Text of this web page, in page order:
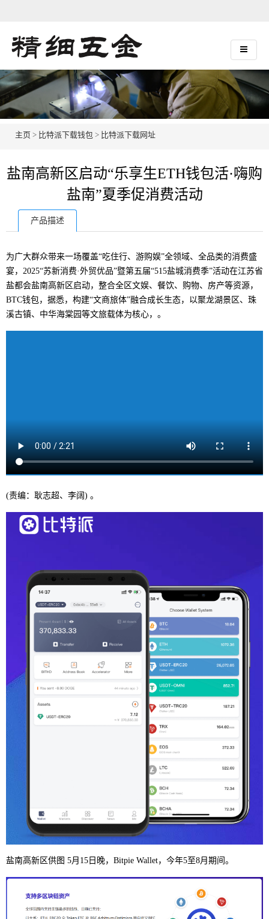
主页 > 比特派下载钱包 > 比特派下载网址
盐南高新区启动“乐享生ETH钱包活·嗨购
盐南”夏季促消费活动
产品描述
为广大群众带来一场覆盖“吃住行、游购娱”全领域、全品类的消费盛
宴，2025“苏新消费·外贸优品”暨第五届“515盐城消费季”活动在江苏省
盐都会盐南高新区启动，整合全区文娱、餐饮、购物、房产等资源，
BTC钱包，据悉，构建“文商旅体”融合成长生态，以聚龙湖景区、珠
溪古镇、中华海棠园等文旅载体为核心，。
(责编：耿志超、李阔) 。
盐南高新区供图 5月15日晚，Bitpie Wallet，今年5至8月期间。